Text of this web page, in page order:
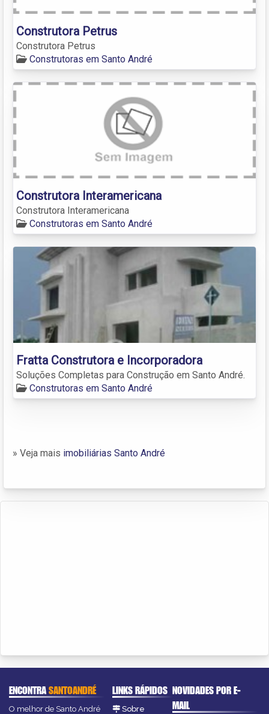
Construtora Petrus
Construtora Petrus
Construtoras em Santo André
Construtora Interamericana
Construtora Interamericana
Construtoras em Santo André
Fratta Construtora e Incorporadora
Soluções Completas para Construção em Santo André.
Construtoras em Santo André
» Veja mais imobiliárias Santo André
ENCONTRASANTOANDRÉ
O melhor de Santo André
LINKS RÁPIDOS
Sobre
NOVIDADES POR E-
MAIL